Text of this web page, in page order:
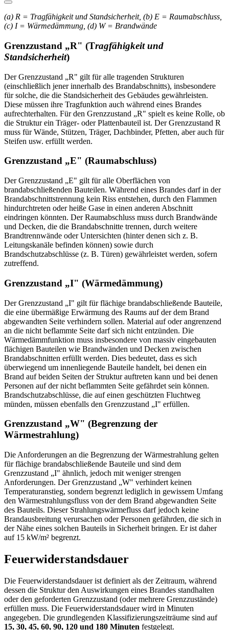
(a) R = Tragfähigkeit und Standsicherheit, (b) E = Raumabschluss,
(c) I = Wärmedämmung, (d) W = Brandwände
Grenzzustand „R" (Tragfähigkeit und
Standsicherheit)
Der Grenzzustand „R" gilt für alle tragenden Strukturen
(einschließlich jener innerhalb des Brandabschnitts), insbesondere
für solche, die die Standsicherheit des Gebäudes gewährleisten.
Diese müssen ihre Tragfunktion auch während eines Brandes
aufrechterhalten. Für den Grenzzustand „R" spielt es keine Rolle, ob
die Struktur ein Träger- oder Plattenbauteil ist. Der Grenzzustand R
muss für Wände, Stützen, Träger, Dachbinder, Pfetten, aber auch für
Steifen usw. erfüllt werden.
Grenzzustand „E" (Raumabschluss)
Der Grenzzustand „E" gilt für alle Oberflächen von
brandabschließenden Bauteilen. Während eines Brandes darf in der
Brandabschnittstrennung kein Riss entstehen, durch den Flammen
hindurchtreten oder heiße Gase in einen anderen Abschnitt
eindringen könnten. Der Raumabschluss muss durch Brandwände
und Decken, die die Brandabschnitte trennen, durch weitere
Brandtrennwände oder Untersichten (hinter denen sich z. B.
Leitungskanäle befinden können) sowie durch
Brandschutzabschlüsse (z. B. Türen) gewährleistet werden, sofern
zutreffend.
Grenzzustand „I" (Wärmedämmung)
Der Grenzzustand „I" gilt für flächige brandabschließende Bauteile,
die eine übermäßige Erwärmung des Raums auf der dem Brand
abgewandten Seite verhindern sollen. Material auf oder angrenzend
an die nicht beflammte Seite darf sich nicht entzünden. Die
Wärmedämmfunktion muss insbesondere von massiv eingebauten
flächigen Bauteilen wie Brandwänden und Decken zwischen
Brandabschnitten erfüllt werden. Dies bedeutet, dass es sich
überwiegend um innenliegende Bauteile handelt, bei denen ein
Brand auf beiden Seiten der Struktur auftreten kann und bei denen
Personen auf der nicht beflammten Seite gefährdet sein können.
Brandschutzabschlüsse, die auf einen geschützten Fluchtweg
münden, müssen ebenfalls den Grenzzustand „I" erfüllen.
Grenzzustand „W" (Begrenzung der
Wärmestrahlung)
Die Anforderungen an die Begrenzung der Wärmestrahlung gelten
für flächige brandabschließende Bauteile und sind dem
Grenzzustand „I" ähnlich, jedoch mit weniger strengen
Anforderungen. Der Grenzzustand „W" verhindert keinen
Temperaturanstieg, sondern begrenzt lediglich in gewissem Umfang
den Wärmestrahlungsfluss von der dem Brand abgewandten Seite
des Bauteils. Dieser Strahlungswärmefluss darf jedoch keine
Brandausbreitung verursachen oder Personen gefährden, die sich in
der Nähe eines solchen Bauteils in Sicherheit bringen. Er ist daher
auf 15 kW/m² begrenzt.
Feuerwiderstandsdauer
Die Feuerwiderstandsdauer ist definiert als der Zeitraum, während
dessen die Struktur den Auswirkungen eines Brandes standhalten
oder den geforderten Grenzzustand (oder mehrere Grenzzustände)
erfüllen muss. Die Feuerwiderstandsdauer wird in Minuten
angegeben. Die grundlegenden Klassifizierungszeiträume sind auf
15, 30, 45, 60, 90, 120 und 180 Minuten festgelegt.